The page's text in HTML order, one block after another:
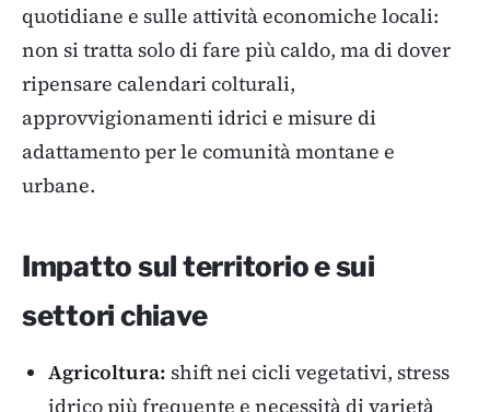
quotidiane e sulle attività economiche locali:
non si tratta solo di fare più caldo, ma di dover
ripensare calendari colturali,
approvvigionamenti idrici e misure di
adattamento per le comunità montane e
urbane.
Impatto sul territorio e sui
settori chiave
Agricoltura: shift nei cicli vegetativi, stress
idrico più frequente e necessità di varietà